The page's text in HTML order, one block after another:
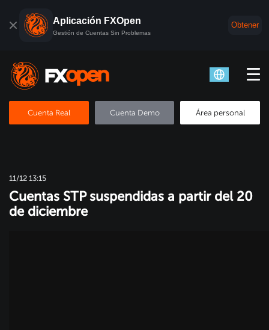
Aplicación FXOpen
Gestión de Cuentas Sin Problemas
Obtener
Cuenta Real Cuenta Demo Área personal
11/12 13:15
Cuentas STP suspendidas a partir del 20
de diciembre